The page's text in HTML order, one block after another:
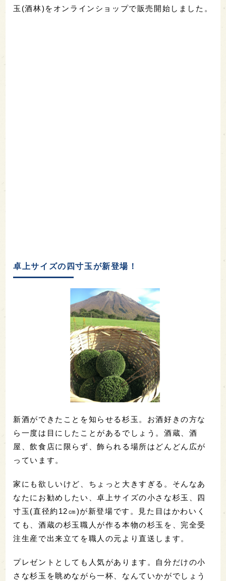
玉(酒林)をオンラインショップで販売開始しました。
卓上サイズの四寸玉が新登場！
新酒ができたことを知らせる杉玉。お酒好きの方な
ら一度は目にしたことがあるでしょう。酒蔵、酒
屋、飲食店に限らず、飾られる場所はどんどん広が
っています。
家にも欲しいけど、ちょっと大きすぎる。そんなあ
なたにお勧めしたい、卓上サイズの小さな杉玉、四
寸玉(直径約12㎝)が新登場です。見た目はかわいく
ても、酒蔵の杉玉職人が作る本物の杉玉を、完全受
注生産で出来立てを職人の元より直送します。
プレゼントとしても人気があります。自分だけの小
さな杉玉を眺めながら一杯、なんていかがでしょう